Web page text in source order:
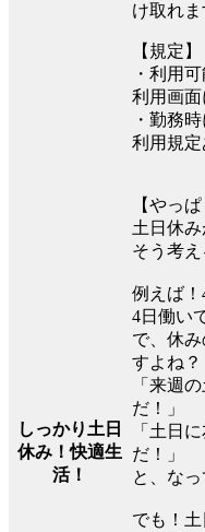
け取れま
【規定】
・利用
利用画
・勤務
利用規定
しっかり土日
休み！快適生
活！
【やっ
土日休み
そう考え
例えば！
4日働い
で、休
すよね？
「来週
だ！」
「土日
だ！」
と、なっ
でも！